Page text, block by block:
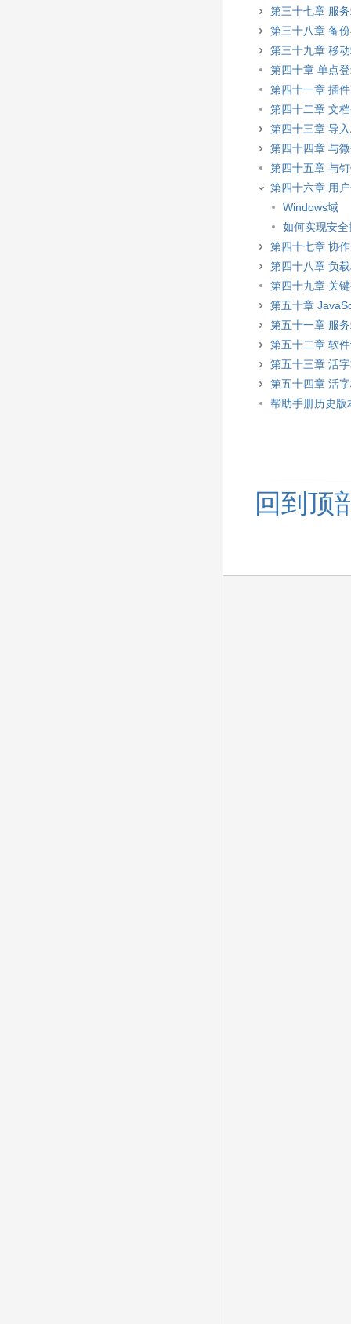
第三十七章 服
第三十八章 备
第三十九章 移
第四十章 单点
第四十一章 插件
第四十二章 文
第四十三章 导
第四十四章 与
第四十五章 与
第四十六章 用
Windows域
如何实现安
第四十七章 协
第四十八章 负
第四十九章 关
第五十章
第五十一章 服
第五十二章 软
第五十三章 活
第五十四章 活
帮助手册历史版
回到顶